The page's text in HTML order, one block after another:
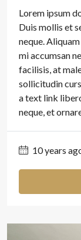
Lorem ipsum
Duis mollis et
neque.
mi accumsan
facilisis, at
sollicitudin
a text link
neque, et
10 years